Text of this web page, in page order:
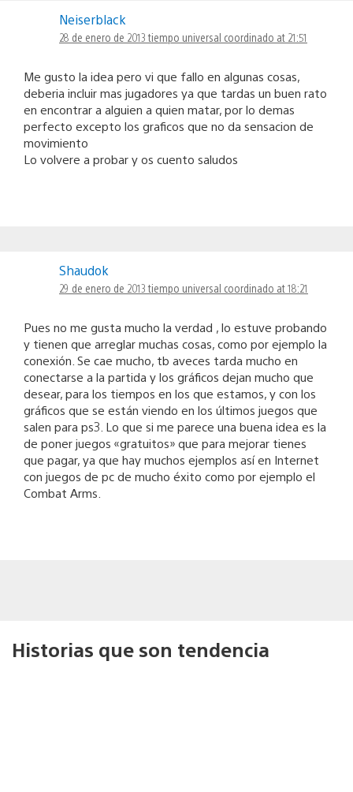
Neiserblack
28 de enero de 2013 tiempo universal coordinado at 21:51
Me gusto la idea pero vi que fallo en algunas cosas,
deberia incluir mas jugadores ya que tardas un buen rato
en encontrar a alguien a quien matar, por lo demas
perfecto excepto los graficos que no da sensacion de
movimiento
Lo volvere a probar y os cuento saludos
Shaudok
29 de enero de 2013 tiempo universal coordinado at 18:21
Pues no me gusta mucho la verdad , lo estuve probando
y tienen que arreglar muchas cosas, como por ejemplo la
conexión. Se cae mucho, tb aveces tarda mucho en
conectarse a la partida y los gráficos dejan mucho que
desear, para los tiempos en los que estamos, y con los
gráficos que se están viendo en los últimos juegos que
salen para ps3. Lo que si me parece una buena idea es la
de poner juegos «gratuitos» que para mejorar tienes
que pagar, ya que hay muchos ejemplos así en Internet
con juegos de pc de mucho éxito como por ejemplo el
Combat Arms.
Historias que son tendencia